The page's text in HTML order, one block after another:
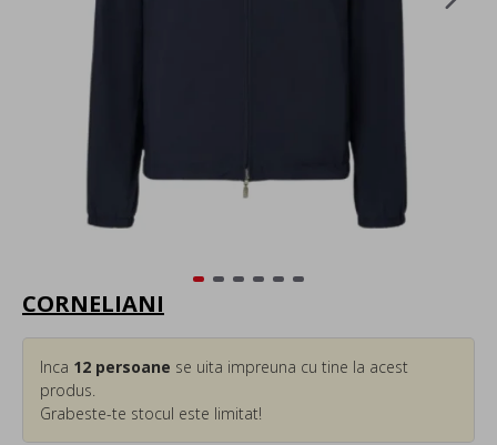
CORNELIANI
Inca 12 persoane se uita impreuna cu tine la acest
produs.
Grabeste-te stocul este limitat!